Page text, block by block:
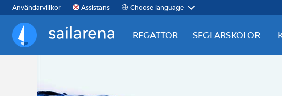
Användarvillkor Assistans Choose language
Sailarena
REGATTOR SEGLARSKOLOR